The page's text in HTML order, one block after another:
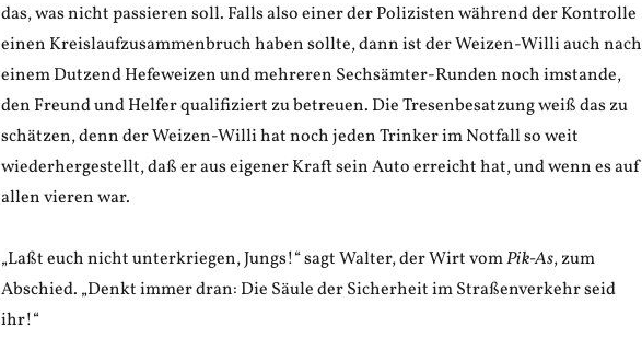
das, was nicht passieren soll. Falls also einer der Polizisten während der Kontrolle
einen Kreislaufzusammenbruch haben sollte, dann ist der Weizen-Willi auch nach
einem Dutzend Hefeweizen und mehreren Sechsämter-Runden noch imstande,
den Freund und Helfer qualifiziert zu betreuen. Die Tresenbesatzung weiß das zu
schätzen, denn der Weizen-Willi hat noch jeden Trinker im Notfall so weit
wiederhergestellt, daß er aus eigener Kraft sein Auto erreicht hat, und wenn es auf
allen vieren war.
„Laßt euch nicht unterkriegen, Jungs!“ sagt Walter, der Wirt vomPik-As, zum
Abschied. „Denkt immer dran: Die Säule der Sicherheit im Straßenverkehr seid
ihr!“